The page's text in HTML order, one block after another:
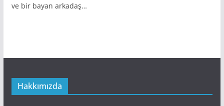
ve bir bayan arkadaş…
Hakkımızda